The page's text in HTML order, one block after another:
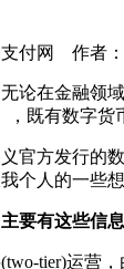
付网 作者：
论在金融领
，既有数字
官方发行的
个人的一些想
要有这些信息
tier)运营